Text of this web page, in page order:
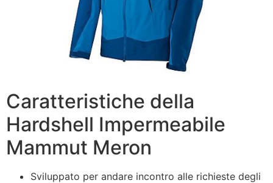
Caratteristiche della
Hardshell Impermeabile
Mammut Meron
Sviluppato per andare incontro alle richieste degli